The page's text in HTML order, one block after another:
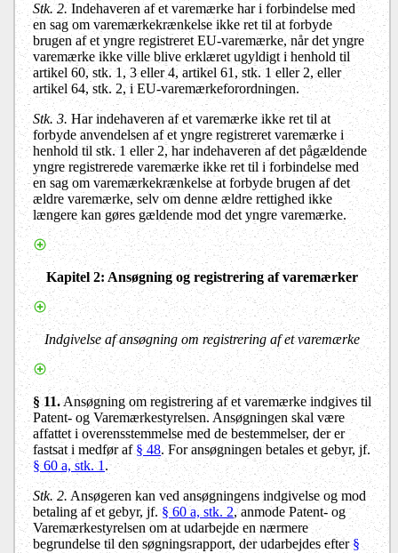
Stk. 2. Indehaveren af et varemærke har i forbindelse med
en sag om varemærkekrænkelse ikke ret til at forbyde
brugen af et yngre registreret EU-varemærke, når det yngre
varemærke ikke ville blive erklæret ugyldigt i henhold til
artikel 60, stk. 1, 3 eller 4, artikel 61, stk. 1 eller 2, eller
artikel 64, stk. 2, i EU-varemærkeforordningen.
Stk. 3. Har indehaveren af et varemærke ikke ret til at
forbyde anvendelsen af et yngre registreret varemærke i
henhold til stk. 1 eller 2, har indehaveren af det pågældende
yngre registrerede varemærke ikke ret til i forbindelse med
en sag om varemærkekrænkelse at forbyde brugen af det
ældre varemærke, selv om denne ældre rettighed ikke
længere kan gøres gældende mod det yngre varemærke.
Kapitel 2: Ansøgning og registrering af varemærker
Indgivelse af ansøgning om registrering af et varemærke
§ 11.Ansøgning om registrering af et varemærke indgives til
Patent- og Varemærkestyrelsen. Ansøgningen skal være
affattet i overensstemmelse med de bestemmelser, der er
fastsat i medfør af§ 48. For ansøgningen betales et gebyr, jf.
§ 60 a, stk. 1 .
Stk. 2. Ansøgeren kan ved ansøgningens indgivelse og mod
betaling af et gebyr, jf.§ 60 a, stk. 2, anmode Patent- og
Varemærkestyrelsen om at udarbejde en nærmere
begrundelse til den søgningsrapport, der udarbejdes efter§